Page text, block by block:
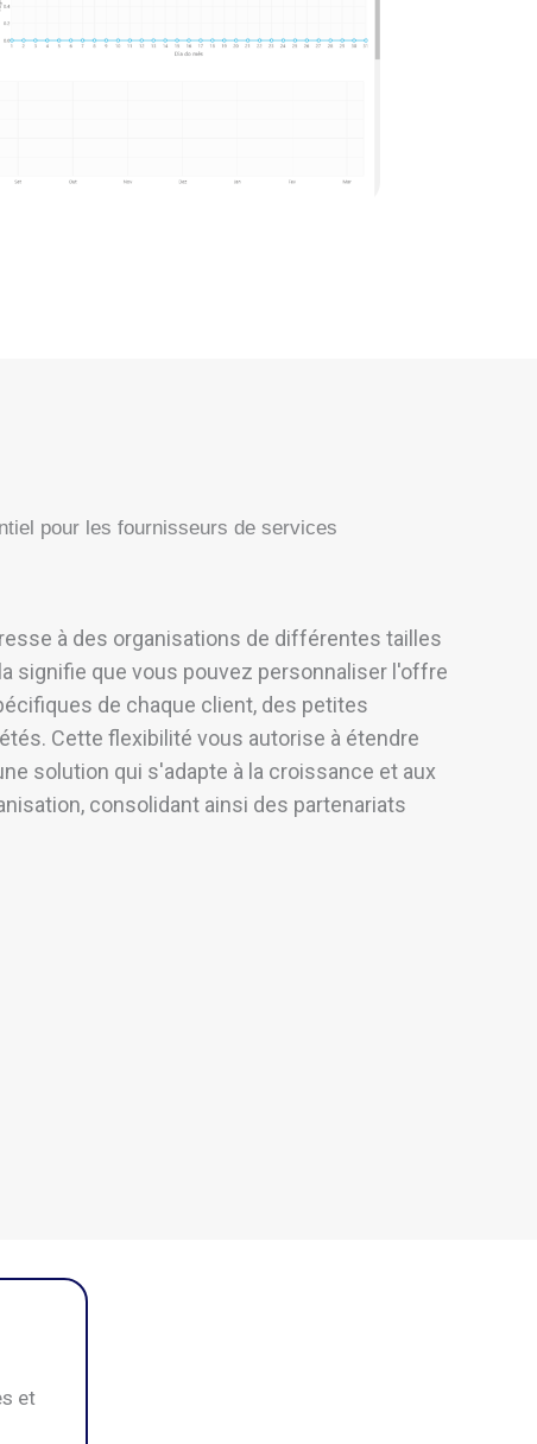
pour les fournisseurs de services
à des organisations de différentes tailles
signifie que vous pouvez personnaliser l'offre
de chaque client, des petites
Cette flexibilité vous autorise à étendre
solution qui s'adapte à la croissance et aux
consolidant ainsi des partenariats
et